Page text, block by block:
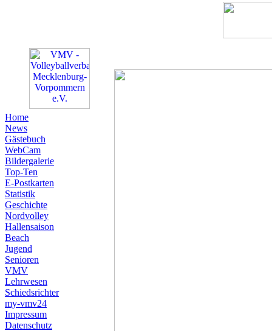
Home
News
Gästebuch
WebCam
Bildergalerie
Top-Ten
E-Postkarten
Statistik
Geschichte
Nordvolley
Hallensaison
Beach
Jugend
Senioren
VMV
Lehrwesen
Schiedsrichter
my-vmv24
Impressum
Datenschutz